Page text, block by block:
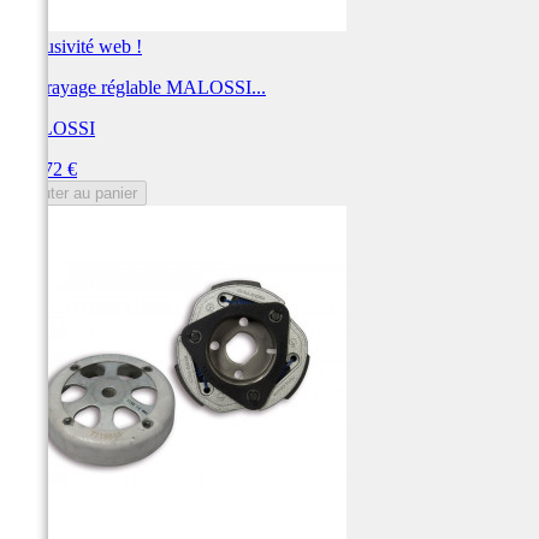
Exclusivité web !
Embrayage réglable MALOSSI...
MALOSSI
168,72 €
Ajouter au panier